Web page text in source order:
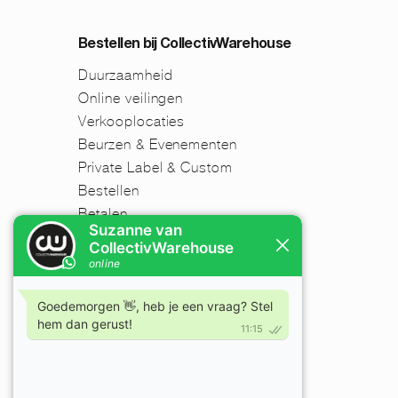
Bestellen bij CollectivWarehouse
Duurzaamheid
Online veilingen
Verkooplocaties
Beurzen & Evenementen
Private Label & Custom
Bestellen
Betalen
Verzenden
Retourneren
FAQ
Nieuwsbrief